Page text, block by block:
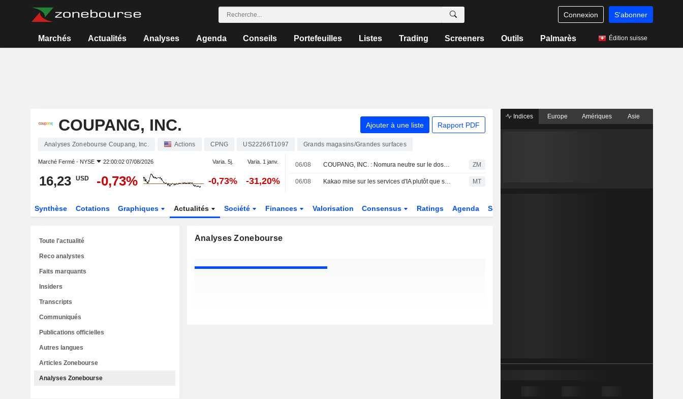
Connexion S'abonner
Marchés Actualités Analyses Agenda Conseils Portefeuilles Listes Trading Screeners Outils Palmarès Édition suisse
COUPANG, INC. Ajouter à une liste Rapport PDF
Analyses Zonebourse Coupang, Inc. Actions CPNG US22266T1097 Grands magasins/Grandes surfaces
Marché Fermé - NYSE 22:00:02 07/08/2026 Varia. 5j. Varia. 1 janv.
16,23 USD -0,73% -0,73% -31,20%
06/08 COUPANG, INC. : Nomura neutre sur le dossier ZM
06/08 Kakao mise sur les services d'IA plutôt que sur l'infrastructure et s'associe à Coupang Eats MT
Synthèse Cotations Graphiques Actualités Société Finances Valorisation Consensus Ratings Agenda Secteur
Analyses Zonebourse
Toute l'actualité
Reco analystes
Faits marquants
Insiders
Transcripts
Communiqués
Publications officielles
Autres langues
Articles Zonebourse
Analyses Zonebourse
Indices Europe Amériques Asie